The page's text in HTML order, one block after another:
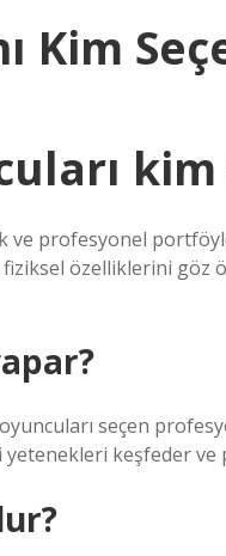
Kim
kim
ve profesyonel
özelliklerini
seçen
keşfeder ve